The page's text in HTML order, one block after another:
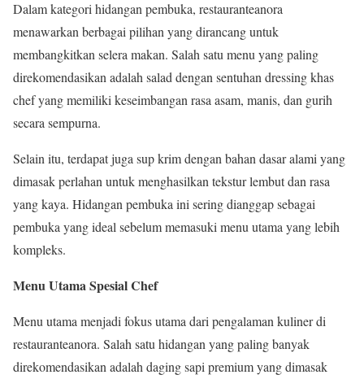
Dalam kategori hidangan pembuka, restauranteanora
menawarkan berbagai pilihan yang dirancang untuk
membangkitkan selera makan. Salah satu menu yang paling
direkomendasikan adalah salad dengan sentuhan dressing khas
chef yang memiliki keseimbangan rasa asam, manis, dan gurih
secara sempurna.
Selain itu, terdapat juga sup krim dengan bahan dasar alami yang
dimasak perlahan untuk menghasilkan tekstur lembut dan rasa
yang kaya. Hidangan pembuka ini sering dianggap sebagai
pembuka yang ideal sebelum memasuki menu utama yang lebih
kompleks.
Menu Utama Spesial Chef
Menu utama menjadi fokus utama dari pengalaman kuliner di
restauranteanora. Salah satu hidangan yang paling banyak
direkomendasikan adalah daging sapi premium yang dimasak